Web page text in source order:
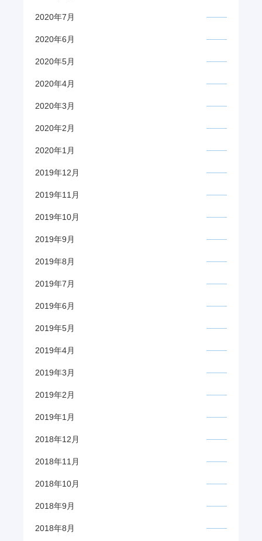
2020年7月
2020年6月
2020年5月
2020年4月
2020年3月
2020年2月
2020年1月
2019年12月
2019年11月
2019年10月
2019年9月
2019年8月
2019年7月
2019年6月
2019年5月
2019年4月
2019年3月
2019年2月
2019年1月
2018年12月
2018年11月
2018年10月
2018年9月
2018年8月